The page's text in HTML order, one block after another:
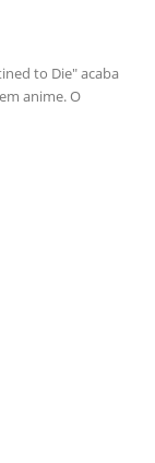
to Die" acaba
anime. O